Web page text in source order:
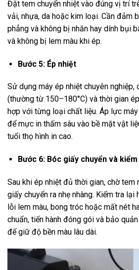
Đặt tem chuyển nhiệt vào đúng vị trí
vải, nhựa, da hoặc kim loại. Cần đảm
phẳng và không bị nhăn hay dính bụi
và không bị lem màu khi ép.
Bước 5: Ép nhiệt
Sử dụng máy ép nhiệt chuyên nghiệp,
(thường từ 150–180°C) và thời gian
hợp với từng loại chất liệu. Áp lực
để mực in thấm sâu vào bề mặt vật
tuổi thọ hình in cao.
Bước 6: Bóc giấy chuyển và
Sau khi ép nhiệt đủ thời gian, chờ
giấy chuyển ra nhẹ nhàng. Kiểm tra lại
lỗi lem màu, bong tróc hoặc mất nét
chuẩn, tiến hành đóng gói và bảo
để giữ độ bền màu lâu dài.